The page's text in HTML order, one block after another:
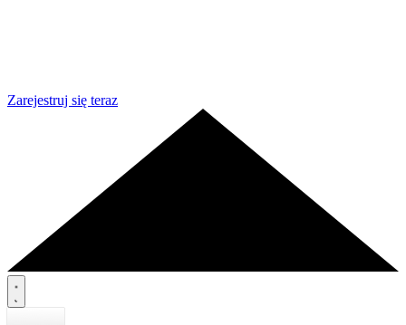
Zarejestruj się teraz